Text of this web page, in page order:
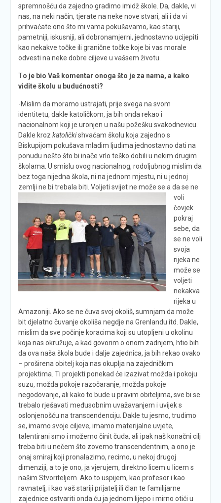
spremnošću da zajedno gradimo imidž škole. Da, dakle, vi
nas, na neki način, tjerate na neke nove stvari, ali i da vi
prihvaćate ono što mi vama pokušavamo, kao stariji,
pametniji, iskusniji, ali dobronamjerni, jednostavno ucijepiti
kao nekakve točke ili granične točke koje bi vas morale
odvesti na neke dobre ciljeve u vašsem životu.
To je bio Vaš komentar onoga što je za nama, a kako
vidite školu u budućnosti?
-Mislim da moramo ustrajati, prije svega na svom
identitetu, dakle katoličkom, ja bih onda rekao i
nacionalnom koji je uronjen u našu požešku svakodnevicu.
Dakle kroz katoličkishvaćam školu koja zajedno s
Biskupijom pokušava mladim ljudima jednostavno dati na
ponudu nešto što bi inače vrlo teško dobili u nekim drugim
školama. U smislu ovog nacionalnog, rodoljubnog mislim da
bez toga nijedna škola, ni na jednom mjestu, ni u jednoj
zemlji ne bi trebala biti. Voljeti svijet ne može se a da se ne
voli
čovjek
pokraj
sebe, da
se ne voli
svoja
rijeka ne
može se
voljeti
nekakva
rijeka u
Amazoniji. Ako se ne čuva svoj okoliš, sumnjam da može
bit djelatno čuvanje okoliša negdje na Grenlandu itd. Dakle,
mislim da sve počinje koracima koji su utopljeni u okolinu
koja nas okružuje, a kad govorim o onom zadnjem, htio bih
da ova naša škola bude i dalje zajednica, ja bih rekao ovako
– proširena obitelj koja nas okuplja na zajedničkim
projektima. Ti projekti ponekad će izazivat možda i pokoju
suzu, možda pokoje razočaranje, možda pokoje
negodovanje, ali kako to bude u pravim obiteljima, sve bi se
trebalo rješavati međusobnim uvažavanjem i uvijek s
oslonjenošću na transcendenciju. Dakle tu jesmo, trudimo
se, imamo svoje ciljeve, imamo materijalne uvjete,
talentirani smo i možemo činit čuda, ali ipak naš konačni cilj
treba biti u nečem što zovemo transcendentnim, a ono je
onaj smiraj koji pronalazimo, recimo, u nekoj drugoj
dimenziji, a to je ono, ja vjerujem, direktno licem u licem s
našim Stvoriteljem. Ako to uspijem, kao profesor i kao
ravnatelj, i kao vaš stariji prijatelj ili član te familijarne
zajednice ostvariti onda ću ja jednom lijepo i mirno otići u